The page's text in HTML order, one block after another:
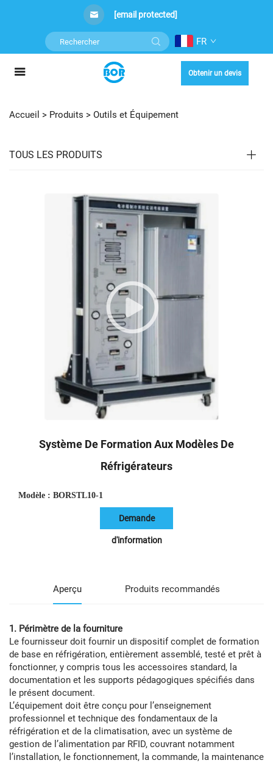
[email protected]
FR
Obtenir un devis
Accueil > Produits > Outils et Équipement
TOUS LES PRODUITS
Système De Formation Aux Modèles De
Réfrigérateurs
Modèle : BORSTL10-1
Demande
d'information
Aperçu Produits recommandés
1. Périmètre de la fourniture
Le fournisseur doit fournir un dispositif complet de formation
de base en réfrigération, entièrement assemblé, testé et prêt à
fonctionner, y compris tous les accessoires standard, la
documentation et les supports pédagogiques spécifiés dans
le présent document.
L’équipement doit être conçu pour l’enseignement
professionnel et technique des fondamentaux de la
réfrigération et de la climatisation, avec un système de
gestion de l’alimentation par RFID, couvrant notamment
l’installation, le fonctionnement, la commande, la maintenance